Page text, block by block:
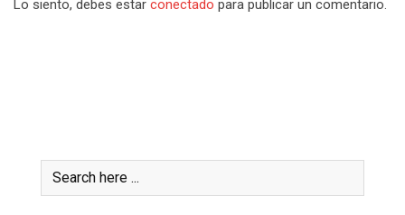
Lo siento, debes estar conectado para publicar un comentario.